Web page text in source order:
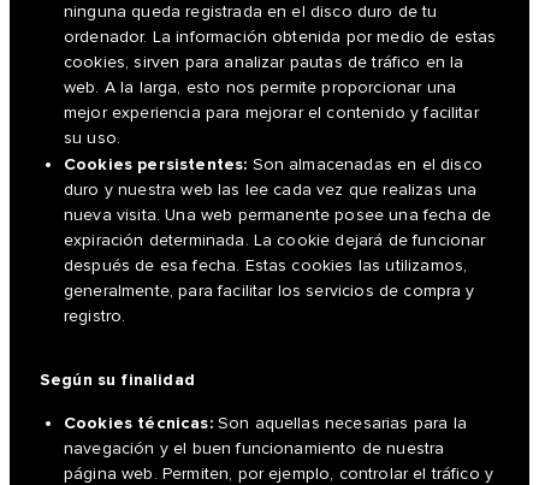
ninguna queda registrada en el disco duro de tu
ordenador. La información obtenida por medio de estas
cookies, sirven para analizar pautas de tráfico en la
web. A la larga, esto nos permite proporcionar una
mejor experiencia para mejorar el contenido y facilitar
su uso.
Cookies persistentes: Son almacenadas en el disco
duro y nuestra web las lee cada vez que realizas una
nueva visita. Una web permanente posee una fecha de
expiración determinada. La cookie dejará de funcionar
después de esa fecha. Estas cookies las utilizamos,
generalmente, para facilitar los servicios de compra y
registro.
Según su finalidad
Cookies técnicas:Son aquellas necesarias para la
navegación y el buen funcionamiento de nuestra
página web. Permiten, por ejemplo, controlar el tráfico y